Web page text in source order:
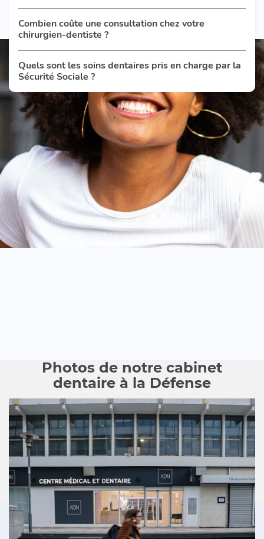
Combien coûte une consultation chez votre
chirurgien-dentiste ?
Quels sont les soins dentaires pris en charge par la
Sécurité Sociale ?
Photos de notre cabinet
dentaire à la Défense